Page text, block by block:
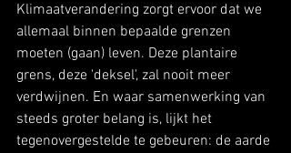
Klimaatverandering zorgt ervoor dat we
allemaal binnen bepaalde grenzen
moeten (gaan) leven. Deze plantaire
grens, deze 'deksel', zal nooit meer
verdwijnen. En waar samenwerking van
steeds groter belang is, lijkt het
tegenovergestelde te gebeuren: de aarde